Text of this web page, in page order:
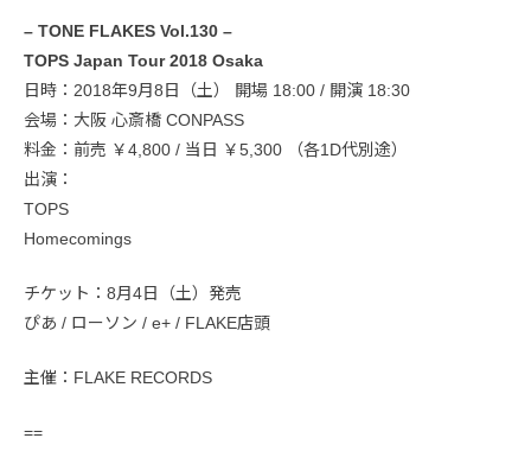
– TONE FLAKES Vol.130 –
TOPS Japan Tour 2018 Osaka
日時：2018年9月8日（土） 開場 18:00 / 開演 18:30
会場：大阪 心斎橋 CONPASS
料金：前売 ￥4,800 / 当日 ￥5,300 （各1D代別途）
出演：
TOPS
Homecomings
チケット：8月4日（土）発売
ぴあ / ローソン / e+ / FLAKE店頭
主催：FLAKE RECORDS
==